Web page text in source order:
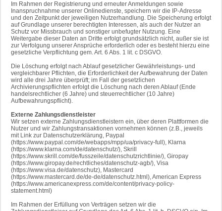
Im Rahmen der Registrierung und erneuter Anmeldungen sowie
Inanspruchnahme unserer Onlinedienste, speichern wir die IP-Adresse
und den Zeitpunkt der jeweiligen Nutzerhandlung. Die Speicherung erfolgt
auf Grundlage unserer berechtigten Interessen, als auch der Nutzer an
Schutz vor Missbrauch und sonstiger unbefugter Nutzung. Eine
Weitergabe dieser Daten an Dritte erfolgt grundsätzlich nicht, außer sie ist
zur Verfolgung unserer Ansprüche erforderlich oder es besteht hierzu eine
gesetzliche Verpflichtung gem. Art. 6 Abs. 1 lit. c DSGVO.
Die Löschung erfolgt nach Ablauf gesetzlicher Gewährleistungs- und
vergleichbarer Pflichten, die Erforderlichkeit der Aufbewahrung der Daten
wird alle drei Jahre überprüft; im Fall der gesetzlichen
Archivierungspflichten erfolgt die Löschung nach deren Ablauf (Ende
handelsrechtlicher (6 Jahre) und steuerrechtlicher (10 Jahre)
Aufbewahrungspflicht).
Externe Zahlungsdienstleister
Wir setzen externe Zahlungsdienstleistern ein, über deren Plattformen die
Nutzer und wir Zahlungstransaktionen vornehmen können (z.B., jeweils
mit Link zur Datenschutzerklärung, Paypal
(https://www.paypal.com/de/webapps/mpp/ua/privacy-full), Klarna
(https://www.klarna.com/de/datenschutz/), Skrill
(https://www.skrill.com/de/fusszeile/datenschutzrichtlinie/), Giropay
(https://www.giropay.de/rechtliches/datenschutz-agb/), Visa
(https://www.visa.de/datenschutz), Mastercard
(https://www.mastercard.de/de-de/datenschutz.html), American Express
(https://www.americanexpress.com/de/content/privacy-policy-
statement.html)
Im Rahmen der Erfüllung von Verträgen setzen wir die